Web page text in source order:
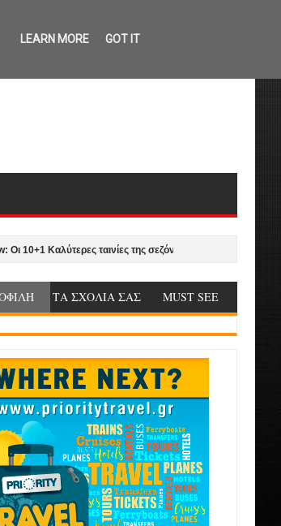
Καλύτερες ταινίες της σεζόν από τον Γιώργο Νυκταράκη
ΤΑ ΣΧΟΛΙΑ ΣΑΣ MUST SEE
LEARN MORE GOT IT